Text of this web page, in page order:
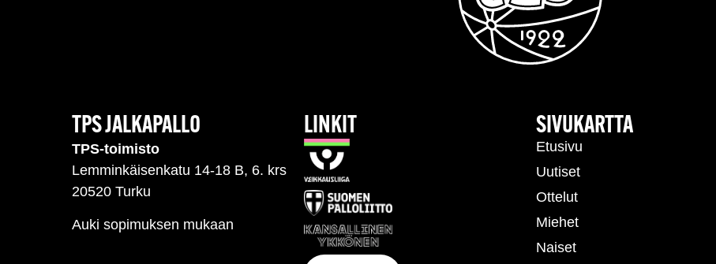
TPS JALKAPALLO
TPS-toimisto
Lemminkäisenkatu 14-18 B, 6. krs
20520 Turku
Auki sopimuksen mukaan
LINKIT SIVUKARTTA
Etusivu
Uutiset
Ottelut
Miehet
Naiset